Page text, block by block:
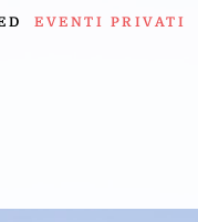
EVENTI PRIVATI